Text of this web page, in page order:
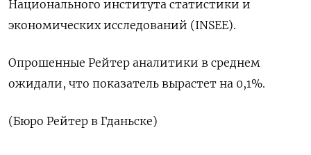
Национального института статистики и
экономических исследований (INSEE).
Опрошенные Рейтер аналитики в среднем
ожидали, что показатель вырастет на 0,1%.
(Бюро Рейтер в Гданьске)